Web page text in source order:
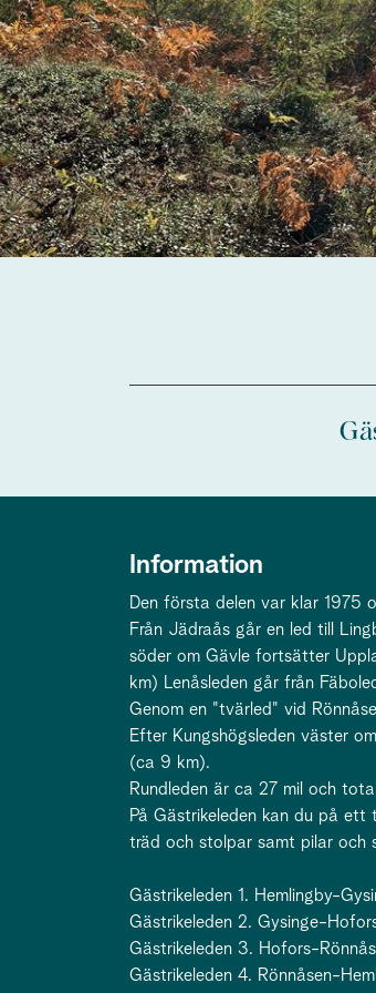
Information
Den första delen var klar 1975
Från Jädraås går en led till
söder om Gävle fortsätter
km) Lenåsleden går från
Genom en "tvärled" vid
Efter Kungshögsleden väster
(ca 9 km).
Rundleden är ca 27 mil och
På Gästrikeleden kan du på
träd och stolpar samt pilar och
Gästrikeleden 1. Hemlingby-
Gästrikeleden 2. Gysinge-
Gästrikeleden 3. Hofors-
Gästrikeleden 4. Rönnåsen-